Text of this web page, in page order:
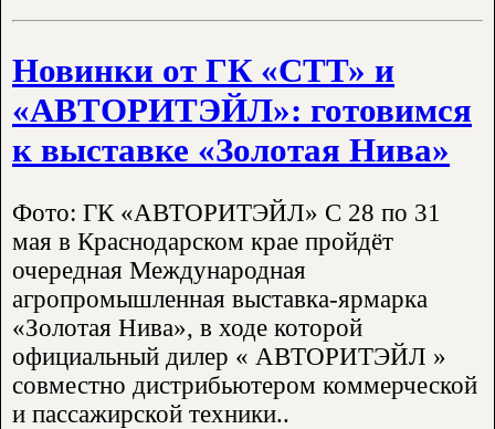
Новинки от ГК «СТТ» и
«АВТОРИТЭЙЛ»: готовимся
к выставке «Золотая Нива»
Фото: ГК «АВТОРИТЭЙЛ» С 28 по 31
мая в Краснодарском крае пройдёт
очередная Международная
агропромышленная выставка-ярмарка
«Золотая Нива», в ходе которой
официальный дилер « АВТОРИТЭЙЛ »
совместно дистрибьютером коммерческой
и пассажирской техники..